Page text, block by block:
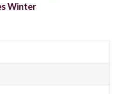
Winter